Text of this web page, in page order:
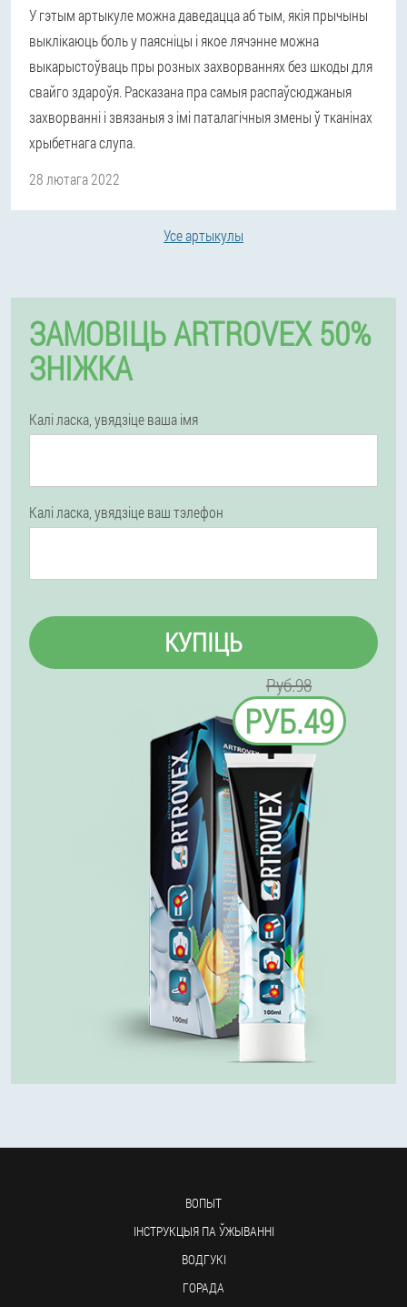
У гэтым артыкуле можна даведацца аб тым, якія прычыны
выклікаюць боль у паясніцы і якое лячэнне можна
выкарыстоўваць пры розных захворваннях без шкоды для
свайго здароўя. Расказана пра самыя распаўсюджаныя
захворванні і звязаныя з імі паталагічныя змены ў тканінах
хрыбетнага слупа.
28 лютага 2022
Усе артыкулы
ЗАМОВІЦЬ ARTROVEX 50%
ЗНІЖКА
Калі ласка, увядзіце ваша імя
Калі ласка, увядзіце ваш тэлефон
КУПІЦЬ
Руб.98
РУБ.49
ВОПЫТ
ІНСТРУКЦЫЯ ПА ЎЖЫВАННІ
ВОДГУКІ
ГОРАДА